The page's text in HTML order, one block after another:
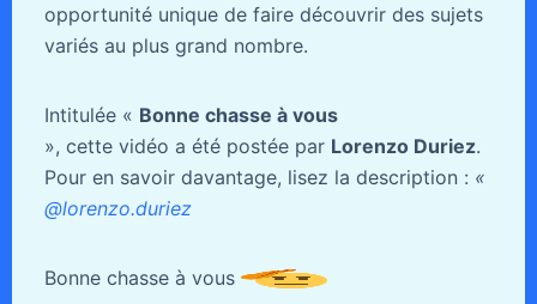
opportunité unique de faire découvrir des sujets
variés au plus grand nombre.
Intitulée « Bonne chasse à vous
», cette vidéo a été postée par Lorenzo Duriez.
Pour en savoir davantage, lisez la description : «
@lorenzo.duriez
Bonne chasse à vous